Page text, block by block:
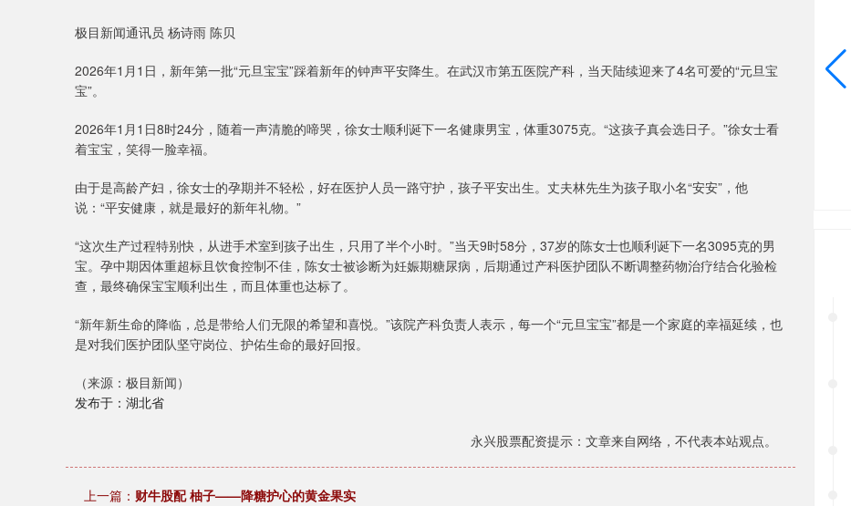
极目新闻通讯员 杨诗雨 陈贝
2026年1月1日，新年第一批“元旦宝宝”踩着新年的钟声平安降生。在武汉市第五医院产科，当天陆续迎来了4名可爱的“元旦宝
宝”。
2026年1月1日8时24分，随着一声清脆的啼哭，徐女士顺利诞下一名健康男宝，体重3075克。“这孩子真会选日子。”徐女士看
着宝宝，笑得一脸幸福。
由于是高龄产妇，徐女士的孕期并不轻松，好在医护人员一路守护，孩子平安出生。丈夫林先生为孩子取小名“安安”，他
说：“平安健康，就是最好的新年礼物。”
“这次生产过程特别快，从进手术室到孩子出生，只用了半个小时。”当天9时58分，37岁的陈女士也顺利诞下一名3095克的男
宝。孕中期因体重超标且饮食控制不佳，陈女士被诊断为妊娠期糖尿病，后期通过产科医护团队不断调整药物治疗结合化验检
查，最终确保宝宝顺利出生，而且体重也达标了。
“新年新生命的降临，总是带给人们无限的希望和喜悦。”该院产科负责人表示，每一个“元旦宝宝”都是一个家庭的幸福延续，也
是对我们医护团队坚守岗位、护佑生命的最好回报。
（来源：极目新闻）
发布于：湖北省
永兴股票配资提示：文章来自网络，不代表本站观点。
上一篇： 财牛股配 柚子——降糖护心的黄金果实